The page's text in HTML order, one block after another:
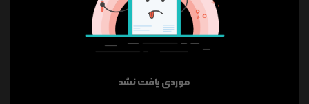
موردی یافت نشد